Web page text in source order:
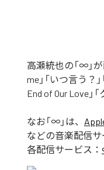
高瀬統也の「∞」
me」「いつ言う？
End of Our Love」
なお「∞ 」は、
などの音楽配信サ
各配信サービス：